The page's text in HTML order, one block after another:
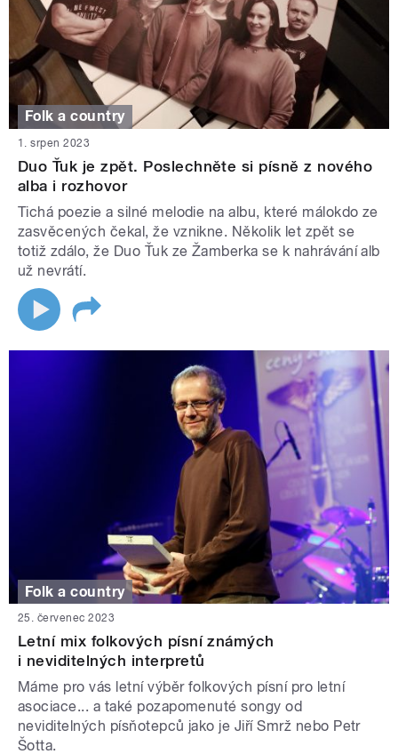
Folk a country
1. srpen 2023
Duo Ťuk je zpět. Poslechněte si písně z nového
alba i rozhovor
Tichá poezie a silné melodie na albu, které málokdo ze
zasvěcených čekal, že vznikne. Několik let zpět se
totiž zdálo, že Duo Ťuk ze Žamberka se k nahrávání alb
už nevrátí.
Folk a country
25. červenec 2023
Letní mix folkových písní známých
i neviditelných interpretů
Máme pro vás letní výběr folkových písní pro letní
asociace... a také pozapomenuté songy od
neviditelných písňotepců jako je Jiří Smrž nebo Petr
Šotta.